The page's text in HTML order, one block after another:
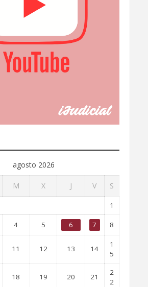
agosto 2026
M X J V S
1
4 5 6 7 8
11 12 13 14
1
5
18 19 20 21
2
2